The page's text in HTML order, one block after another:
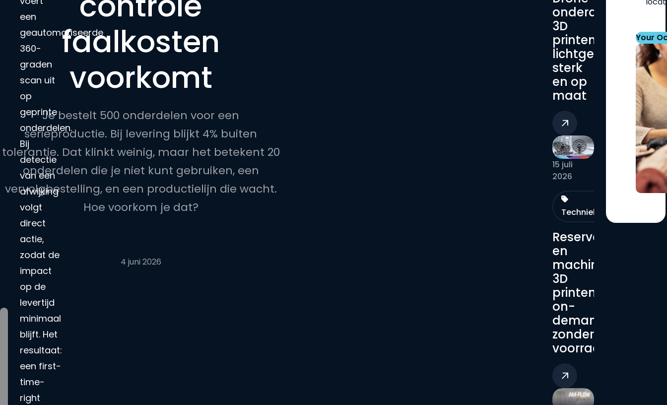
faalkosten
voorkomt
Je bestelt 500 onderdelen voor een
serieproductie. Bij levering blijkt 4% buiten
tolerantie. Dat klinkt weinig, maar het betekent 20
onderdelen die je niet kunt gebruiken, een
vervolgbestelling, en een productielijn die wacht.
Hoe voorkom je dat?
4 juni 2026
een
geautomatiseerde
360-
graden
scan uit
op
geprinte
onderdelen.
Bij
detectie
van een
afwijking
volgt
direct
actie,
zodat de
impact
op de
levertijd
minimaal
blijft. Het
resultaat:
een first-
time-
right
onderdelen
3D
printen:
lichtgewicht,
sterk
en op
maat
en
3D
printen:
on-
demand,
zonder
voorraad
15 juli
2026
Technieken
Your